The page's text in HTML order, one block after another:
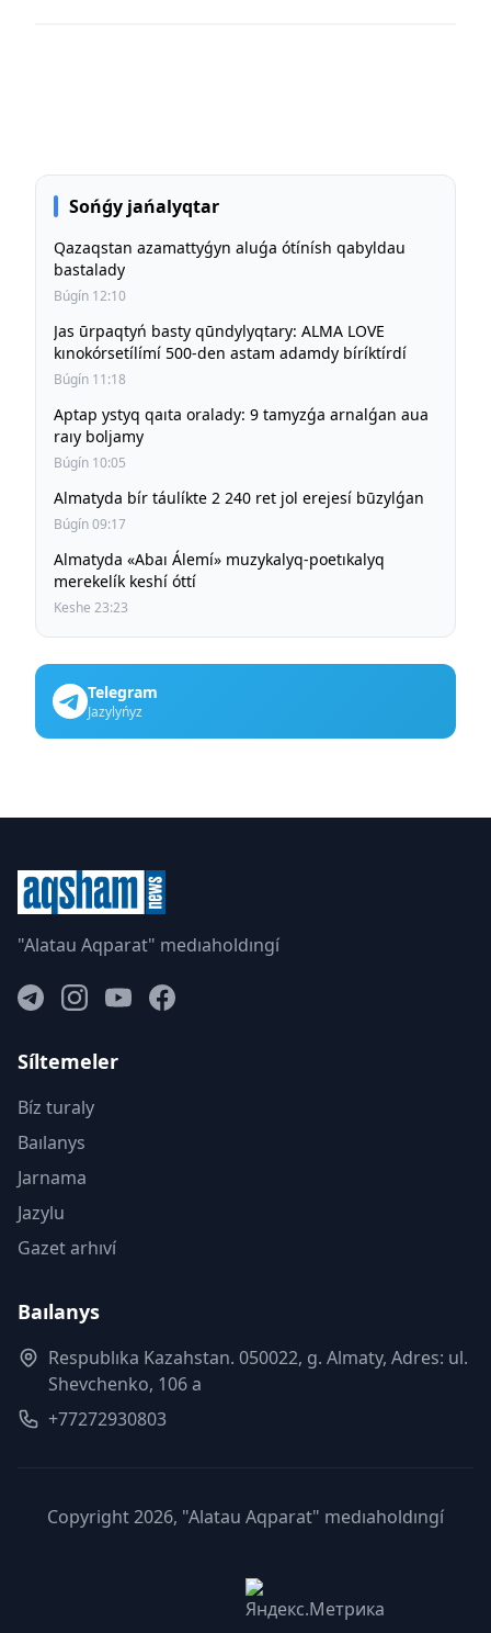
Sońǵy jańalyqtar
Qazaqstan azamattyǵyn aluǵa ótínísh qabyldau
bastalady
Búgín 12:10
Jas ūrpaqtyń basty qūndylyqtary: ALMA LOVE
kınokórsetílímí 500-den astam adamdy bíríktírdí
Búgín 11:18
Aptap ystyq qaıta oralady: 9 tamyzǵa arnalǵan aua
raıy boljamy
Búgín 10:05
Almatyda bír táulíkte 2 240 ret jol erejesí būzylǵan
Búgín 09:17
Almatyda «Abaı Álemí» muzykalyq-poetıkalyq
merekelík keshí óttí
Keshe 23:23
Telegram
Jazylyńyz
"Alatau Aqparat" medıaholdıngí
Síltemeler
Bíz turaly
Baılanys
Jarnama
Jazylu
Gazet arhıví
Baılanys
Respublıka Kazahstan. 050022, g. Almaty, Adres: ul.
Shevchenko, 106 a
+77272930803
Copyright 2026, "Alatau Aqparat" medıaholdıngí